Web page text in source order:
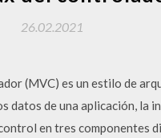
26.02.2021
(MVC) es un estilo de
datos de una aplicación, la
en tres componentes